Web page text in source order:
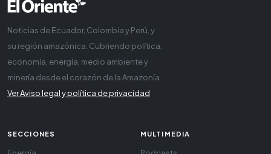
Noticias de Ecuador, Colombia y Perú, y
su región amazónica. Cubriendo política,
economía, energía, medio ambiente y
minería desde el corazón de la Amazonía
Ver Aviso legal y política de privacidad
SECCIONES MULTIMEDIA